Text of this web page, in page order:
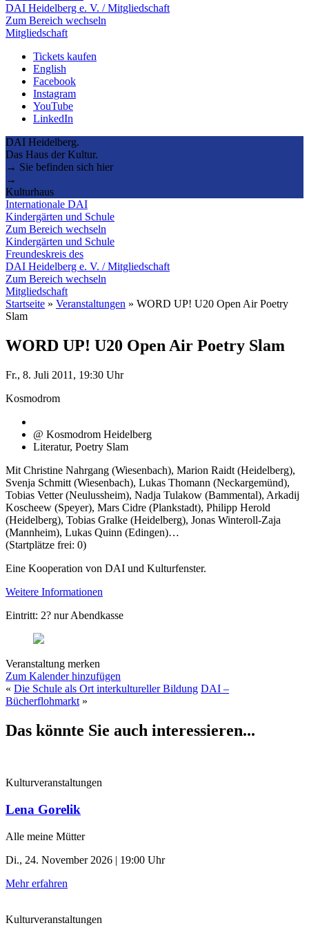
DAI Heidelberg e. V. / Mitgliedschaft
Zum Bereich wechseln
Mitgliedschaft
Tickets kaufen
English
Facebook
Instagram
YouTube
LinkedIn
DAI Heidelberg.
Das Haus der Kultur.
→ Sie befinden sich hier
→
Kulturhaus
Internationale DAI
Kindergärten und Schule
Zum Bereich wechseln
Kindergärten und Schule
Freundeskreis des
DAI Heidelberg e. V. / Mitgliedschaft
Zum Bereich wechseln
Mitgliedschaft
Startseite » Veranstaltungen » WORD UP! U20 Open Air Poetry
Slam
WORD UP! U20 Open Air Poetry Slam
Fr., 8. Juli 2011, 19:30 Uhr
Kosmodrom
@ Kosmodrom Heidelberg
Literatur, Poetry Slam
Mit Christine Nahrgang (Wiesenbach), Marion Raidt (Heidelberg),
Svenja Schmitt (Wiesenbach), Lukas Thomann (Neckargemünd),
Tobias Vetter (Neulussheim), Nadja Tulakow (Bammental), Arkadij
Koscheew (Speyer), Mars Cidre (Plankstadt), Philipp Herold
(Heidelberg), Tobias Gralke (Heidelberg), Jonas Winteroll-Zaja
(Mannheim), Lukas Quinn (Edingen)…
(Startplätze frei: 0)
Eine Kooperation von DAI und Kulturfenster.
Weitere Informationen
Eintritt: 2? nur Abendkasse
Veranstaltung merken
Zum Kalender hinzufügen
« Die Schule als Ort interkultureller Bildung DAI –
Bücherflohmarkt »
Das könnte Sie auch interessieren...
Kulturveranstaltungen
Lena Gorelik
Alle meine Mütter
Di., 24. November 2026 | 19:00 Uhr
Mehr erfahren
Kulturveranstaltungen